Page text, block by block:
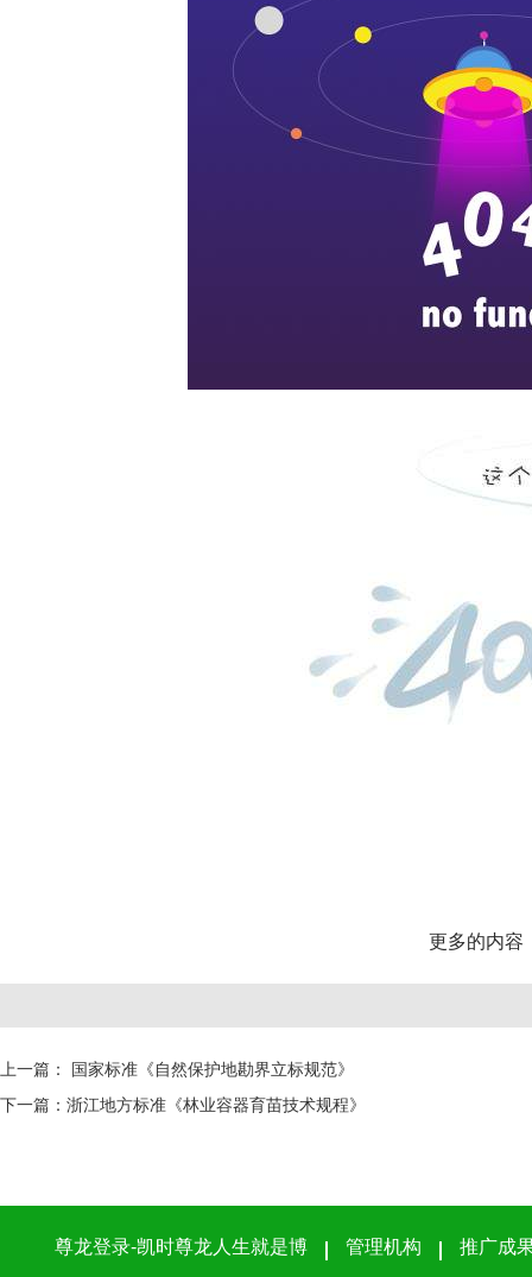
更多的内容
上一篇：
国家标准《自然保护地勘界立标规范》
下一篇： 浙江地方标准《林业容器育苗技术规程》
尊龙登录-凯时尊龙人生就是博 管理机构 推广成